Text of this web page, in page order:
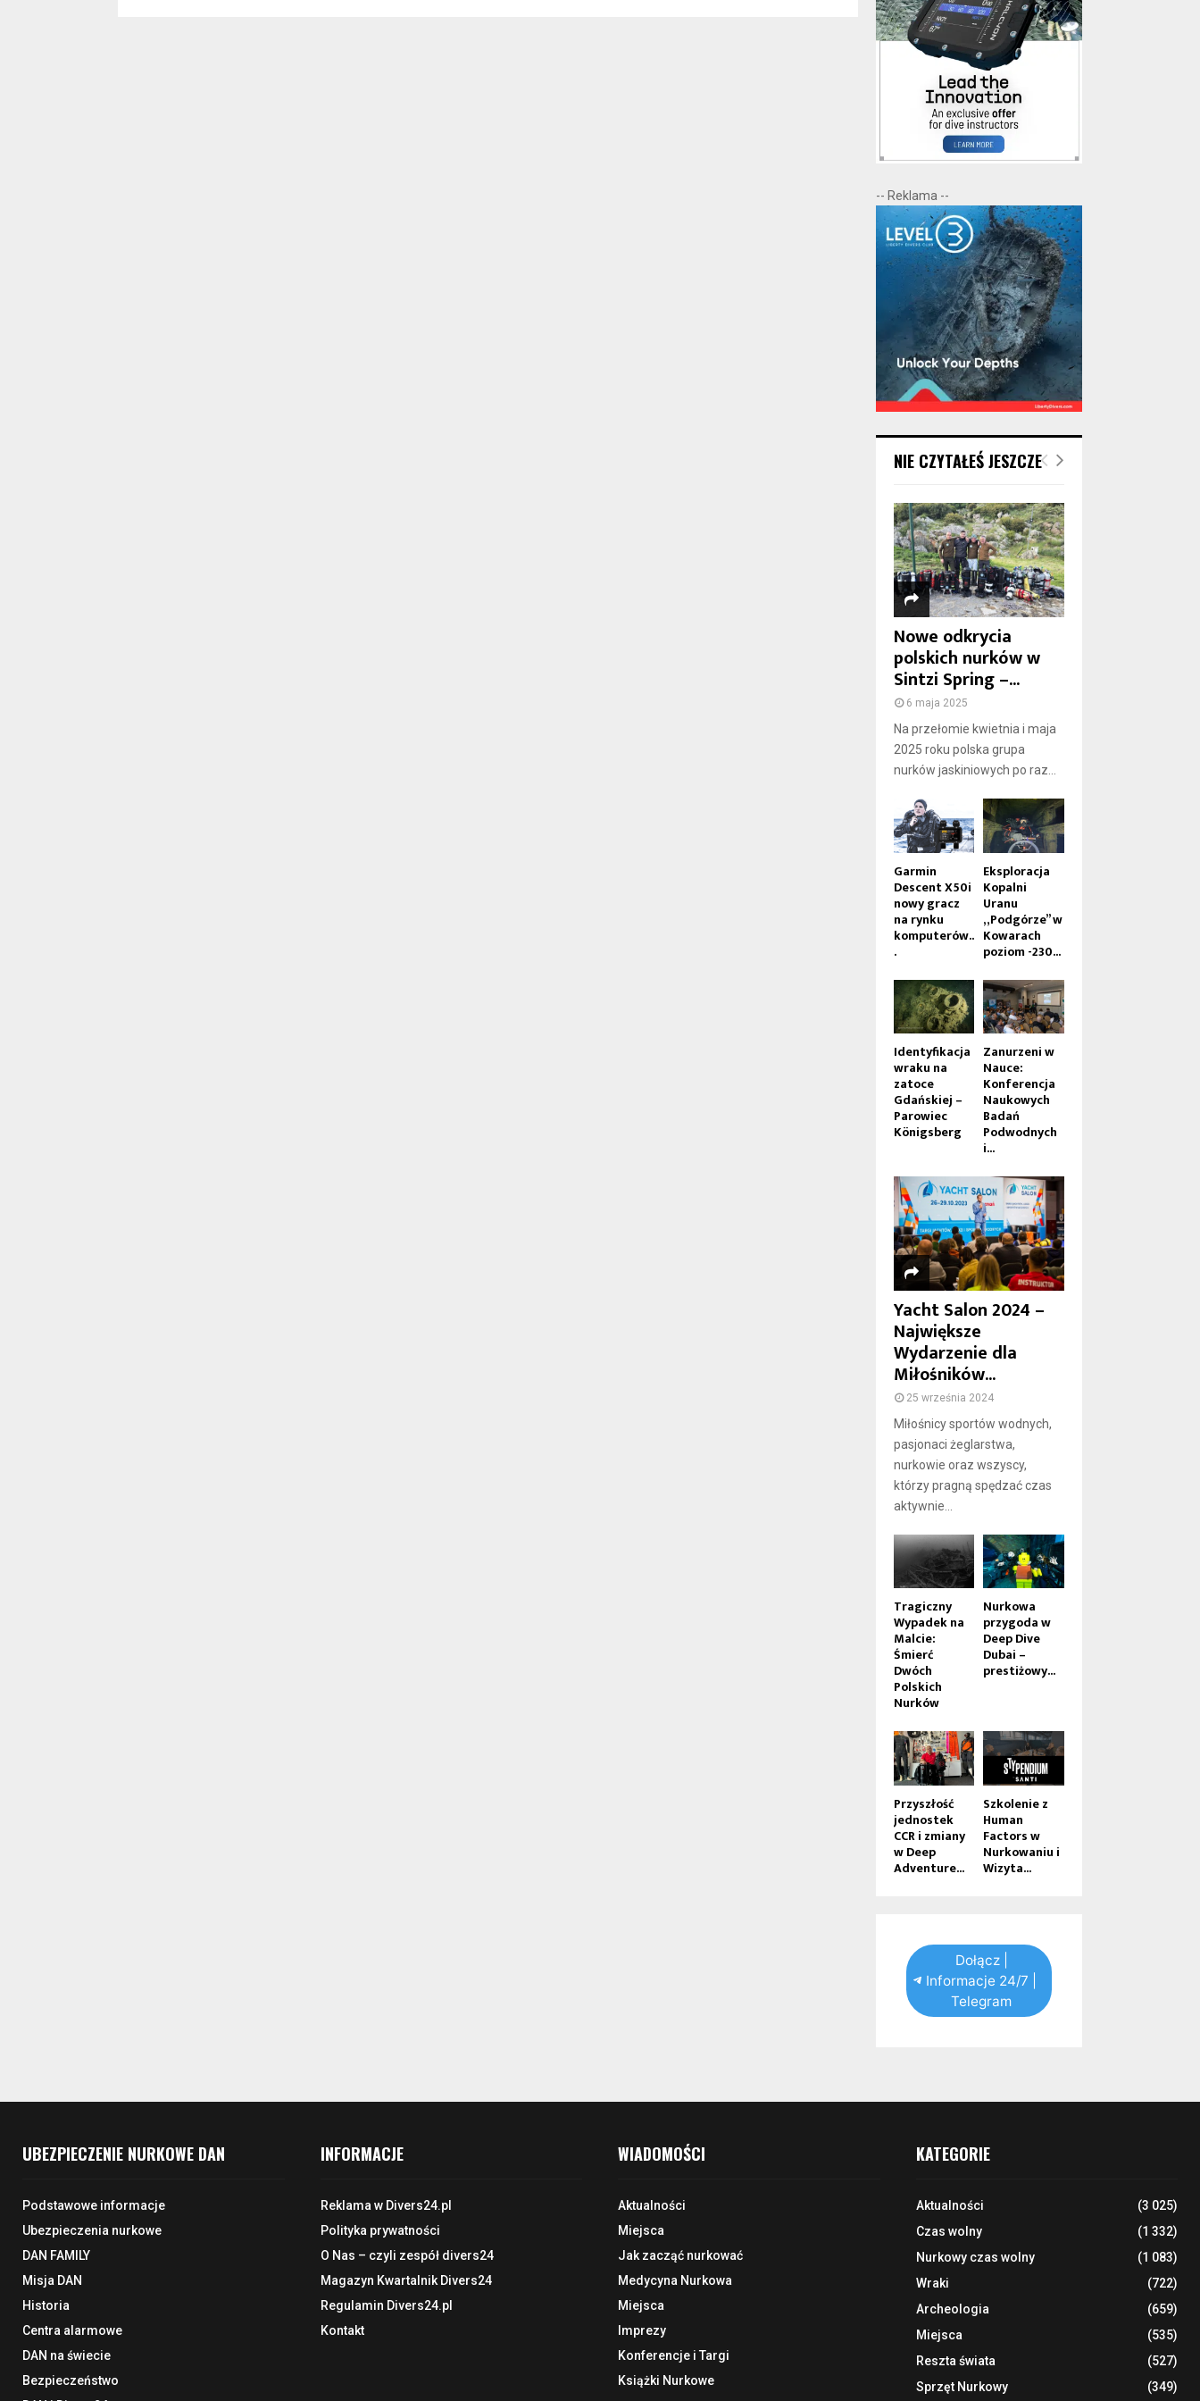
-- Reklama --
NIE CZYTAŁEŚ JESZCZE
Nowe odkrycia
polskich nurków w
Sintzi Spring –...
6 maja 2025
Na przełomie kwietnia i maja
2025 roku polska grupa
nurków jaskiniowych po raz...
Garmin
Descent X50i
nowy gracz
na rynku
komputerów..
.
Eksploracja
Kopalni
Uranu
„Podgórze” w
Kowarach
poziom -230...
Identyfikacja
wraku na
zatoce
Gdańskiej –
Parowiec
Königsberg
Zanurzeni w
Nauce:
Konferencja
Naukowych
Badań
Podwodnych
i...
Yacht Salon 2024 –
Największe
Wydarzenie dla
Miłośników...
25 września 2024
Miłośnicy sportów wodnych,
pasjonaci żeglarstwa,
nurkowie oraz wszyscy,
którzy pragną spędzać czas
aktywnie...
Tragiczny
Wypadek na
Malcie:
Śmierć
Dwóch
Polskich
Nurków
Nurkowa
przygoda w
Deep Dive
Dubai –
prestiżowy...
Przyszłość
jednostek
CCR i zmiany
w Deep
Adventure...
Szkolenie z
Human
Factors w
Nurkowaniu i
Wizyta...
Dołącz |
Informacje 24/7 |
Telegram
UBEZPIECZENIE NURKOWE DAN
Podstawowe informacje
Ubezpieczenia nurkowe
DAN FAMILY
Misja DAN
Historia
Centra alarmowe
DAN na świecie
Bezpieczeństwo
INFORMACJE
Reklama w Divers24.pl
Polityka prywatności
O Nas – czyli zespół divers24
Magazyn Kwartalnik Divers24
Regulamin Divers24.pl
Kontakt
WIADOMOŚCI
Aktualności
Miejsca
Jak zacząć nurkować
Medycyna Nurkowa
Miejsca
Imprezy
Konferencje i Targi
Książki Nurkowe
KATEGORIE
Aktualności
(3 025)
Czas wolny
(1 332)
Nurkowy czas wolny
(1 083)
Wraki
(722)
Archeologia
(659)
Miejsca
(535)
Reszta świata
(527)
Sprzęt Nurkowy
(349)